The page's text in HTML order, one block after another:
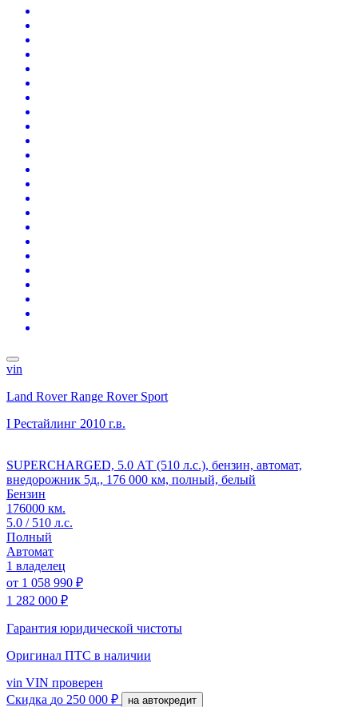
vin
Land Rover Range Rover Sport
I Рестайлинг 2010 г.в.
SUPERCHARGED, 5.0 АТ (510 л.с.), бензин, автомат,
внедорожник 5д., 176 000 км, полный, белый
Бензин
176000 км.
5.0 / 510 л.с.
Полный
Автомат
1 владелец
от 1 058 990 ₽
1 282 000 ₽
Гарантия юридической чистоты
Оригинал ПТС в наличии
vin VIN проверен
Скидка до 250 000 ₽ на автокредит